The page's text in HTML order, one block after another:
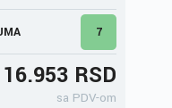
7
16.953 RSD
sa PDV-om